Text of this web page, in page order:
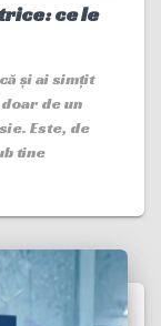
ce le
și ai simțit
de un
Este, de
tine